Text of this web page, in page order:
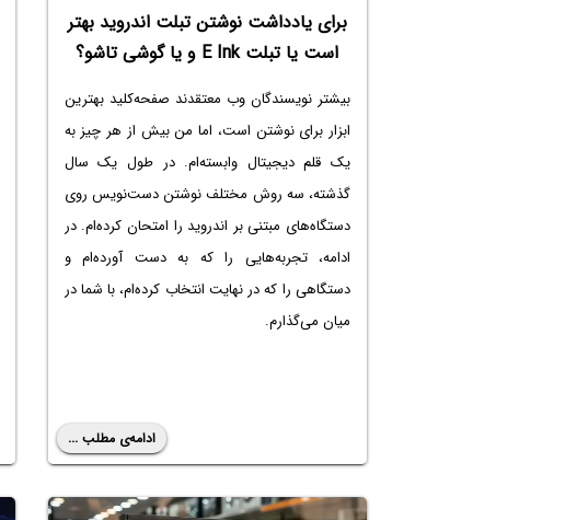
برای یادداشت نوشتن تبلت اندروید بهتر
است یا تبلت E Ink و یا گوشی تاشو؟
بیشتر نویسندگان وب معتقدند صفحه‌کلید بهترین
ابزار برای نوشتن است، اما من بیش از هر چیز به
یک قلم دیجیتال وابسته‌ام. در طول یک سال
گذشته، سه روش مختلف نوشتن دست‌نویس روی
دستگاه‌های مبتنی بر اندروید را امتحان کرده‌ام. در
ادامه، تجربه‌هایی را که به دست آورده‌ام و
دستگاهی را که در نهایت انتخاب کرده‌ام، با شما در
میان می‌گذارم.
ادامه‌ی مطلب ...